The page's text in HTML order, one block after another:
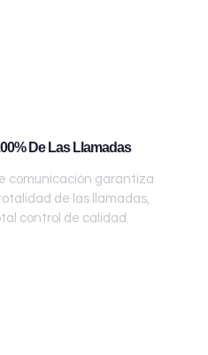
De Las Llamadas
comunicación garantiza
de las llamadas,
control de calidad.